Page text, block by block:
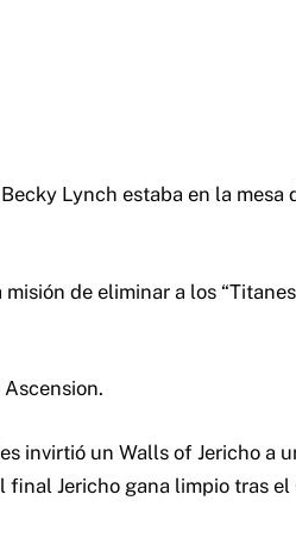
Lynch estaba en la mesa
de eliminar a los
invirtió un Walls of Jericho a
Jericho gana limpio tras el